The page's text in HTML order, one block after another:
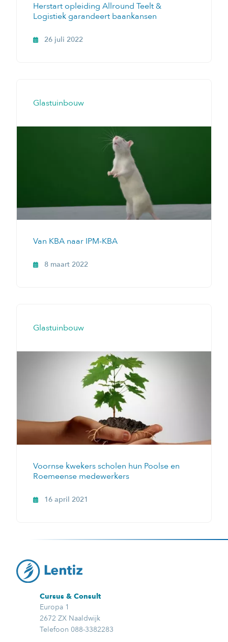
Herstart opleiding Allround Teelt &
Logistiek garandeert baankansen
26 juli 2022
Glastuinbouw
Van KBA naar IPM-KBA
8 maart 2022
Glastuinbouw
Voornse kwekers scholen hun Poolse en
Roemeense medewerkers
16 april 2021
Cursus & Consult
Europa 1
2672 ZX Naaldwijk
Telefoon 088-3382283